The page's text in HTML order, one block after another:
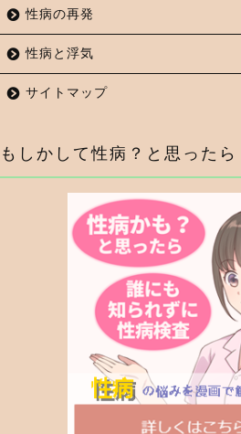
性病の再発
性病と浮気
サイトマップ
もしかして性病？と思ったら
症
行
性病検査
性病の薬・